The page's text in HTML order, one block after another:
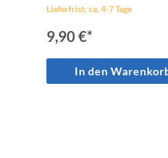
Lieferfrist: ca. 4-7 Tage
9,90 €*
In den